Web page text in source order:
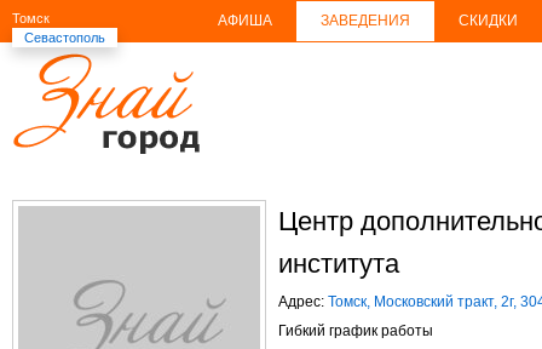
Томск
Севастополь
АФИША ЗАВЕДЕНИЯ СКИДКИ
Центр
института
Адрес: Томск, Московский тракт, 2г,
Гибкий график работы